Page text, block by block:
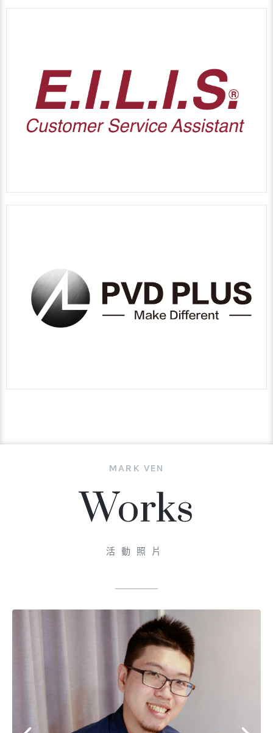
-智慧互動助理-
建置於社群平台的MARTECH
數位行銷聊天機器人
篩選今日精華文章
幫助你創造更好的未來
MARK VEN
Works
活動照片